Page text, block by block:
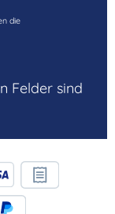
die
Felder sind